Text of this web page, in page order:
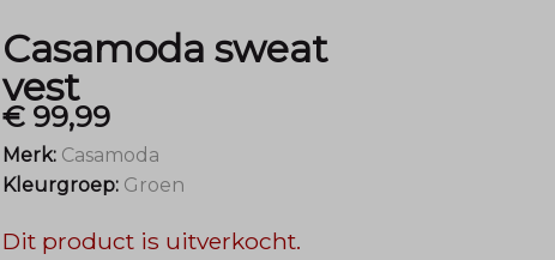
Casamoda sweat
vest
€ 99,99
Merk: Casamoda
Kleurgroep: Groen
Dit product is uitverkocht.